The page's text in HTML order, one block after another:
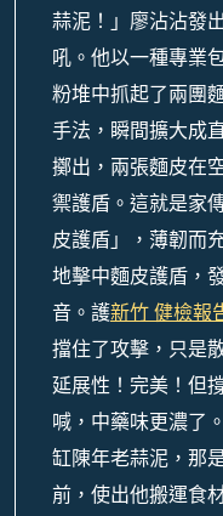
蒜泥！」廖沾沾發
吼。他以一種專業
粉堆中抓起了兩團
手法，瞬間擴大成
擲出，兩張麵皮在
禦護盾。這就是家
皮護盾」，薄韌而
地擊中麵皮護盾，
音。護新竹 健檢報
擋住了攻擊，只是
延展性！完美！但
喊，中藥味更濃了
缸陳年老蒜泥，那
前，使出他搬運食